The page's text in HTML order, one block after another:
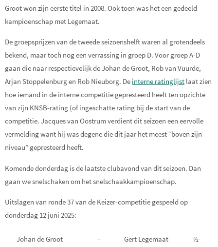
Groot won zijn eerste titel in 2008. Ook toen was het een gedeeld
kampioenschap met Legemaat.
De groepsprijzen van de tweede seizoenshelft waren al grotendeels
bekend, maar toch nog een verrassing in groep D. Voor groep A-D
gaan die naar respectievelijk de Johan de Groot, Rob van Vuurde,
Arjan Stoppelenburg en Rob Nieuborg. De interne ratinglijst laat zien
hoe iemand in de interne competitie gepresteerd heeft ten opzichte
van zijn KNSB-rating (of ingeschatte rating bij de start van de
competitie. Jacques van Oostrum verdient dit seizoen een eervolle
vermelding want hij was degene die dit jaar het meest “boven zijn
niveau” gepresteerd heeft.
Komende donderdag is de laatste clubavond van dit seizoen. Dan
gaan we snelschaken om het snelschaakkampioenschap.
Uitslagen van ronde 37 van de Keizer-competitie gespeeld op
donderdag 12 juni 2025:
Johan de Groot – Gert Legemaat
½-